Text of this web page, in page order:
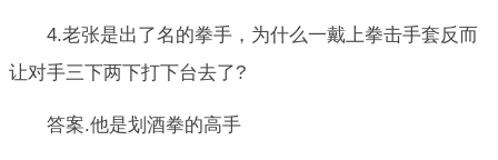
4.老张是出了名的拳手，为什么一戴上拳击手套反而
让对手三下两下打下台去了?
答案.他是划酒拳的高手